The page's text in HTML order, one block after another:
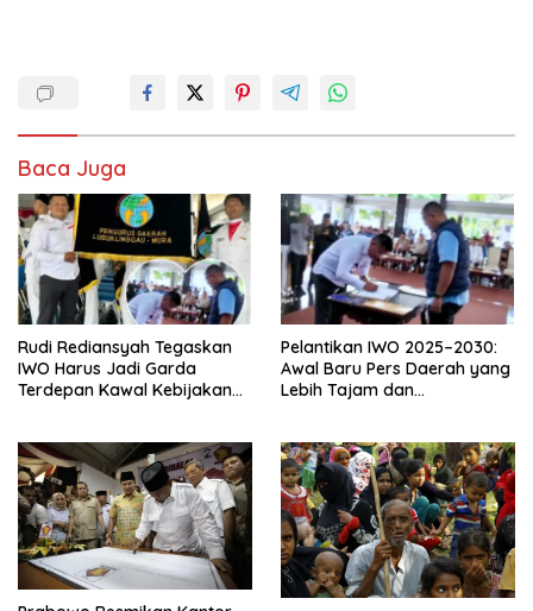
Baca Juga
Rudi Rediansyah Tegaskan
IWO Harus Jadi Garda
Terdepan Kawal Kebijakan
Pelantikan IWO 2025–2030:
Awal Baru Pers Daerah yang
Lebih Tajam dan